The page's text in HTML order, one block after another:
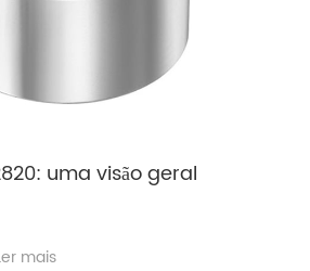
uma visão geral
mais